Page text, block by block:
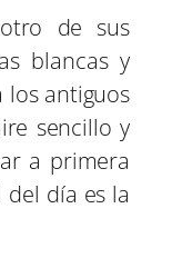
de sus
blancas y
los antiguos
sencillo y
a primera
día es la